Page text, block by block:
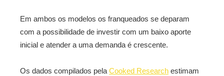
Em ambos os modelos os franqueados se deparam
com a possibilidade de investir com um baixo aporte
inicial e atender a uma demanda é crescente.
Os dados compilados pela Cooked Research estimam